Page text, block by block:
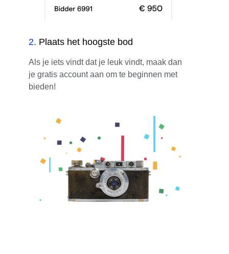
2. Plaats het hoogste bod
Als je iets vindt dat je leuk vindt, maak dan
je gratis account aan om te beginnen met
bieden!